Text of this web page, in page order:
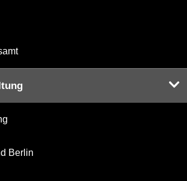
Berlin